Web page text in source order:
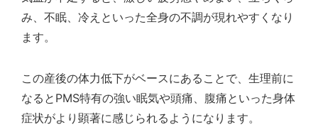
み、不眠、冷えといった全身の不調が現れやすくなり
ます。
この産後の体力低下がベースにあることで、生理前に
なるとPMS特有の強い眠気や頭痛、腹痛といった身体
症状がより顕著に感じられるようになります。